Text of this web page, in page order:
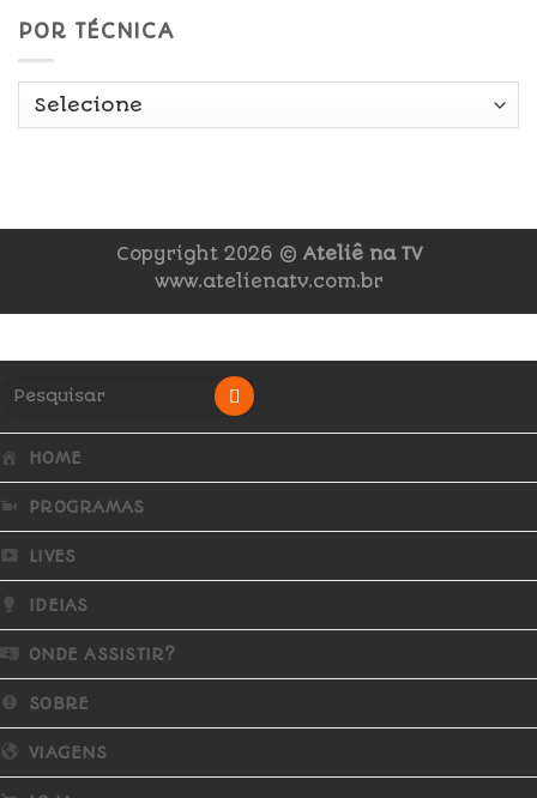
POR TÉCNICA
Copyright 2026 © Ateliê na TV
www.atelienatv.com.br
HOME
PROGRAMAS
LIVES
IDEIAS
ONDE ASSISTIR?
SOBRE
VIAGENS